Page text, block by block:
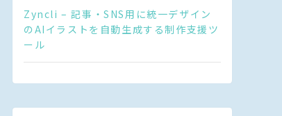
Zyncli – 記事・SNS用に統一デザイン
のAIイラストを自動生成する制作支援ツ
ール